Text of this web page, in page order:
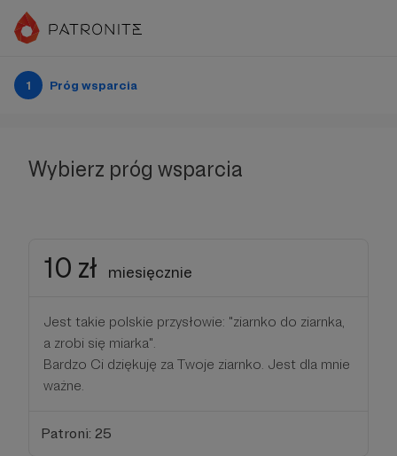
1 Próg wsparcia
Wybierz próg wsparcia
10 zł miesięcznie
Jest takie polskie przysłowie: "ziarnko do ziarnka,
a zrobi się miarka".
Bardzo Ci dziękuję za Twoje ziarnko. Jest dla mnie
ważne.
Patroni: 25